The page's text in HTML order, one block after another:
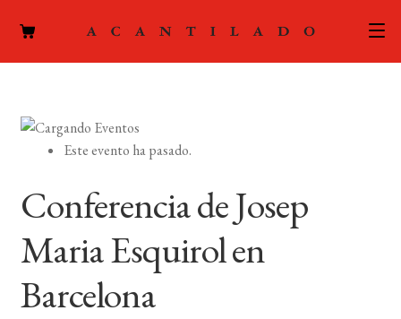
PODCAST
LA EDITORIAL
Este evento ha pasado.
Conferencia de Josep
Maria Esquirol en
Barcelona